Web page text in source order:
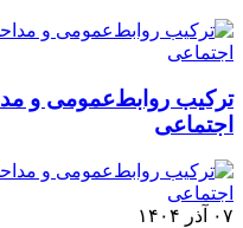
ترکیب روابط‌عمومی و
اجتماعی
۰۷ آذر ۱۴۰۴